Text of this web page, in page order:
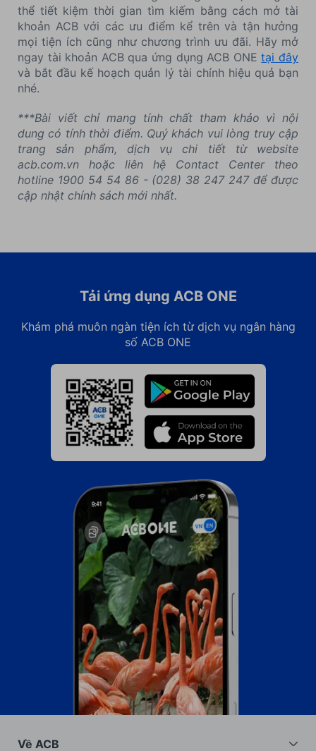
thể tiết kiệm thời gian tìm kiếm bằng cách mở tài
khoản ACB với các ưu điểm kể trên và tận hưởng
mọi tiện ích cũng như chương trình ưu đãi. Hãy mở
ngay tài khoản ACB qua ứng dụng ACB ONEtại đây
và bắt đầu kế hoạch quản lý tài chính hiệu quả bạn
nhé.
***Bài viết chỉ mang tính chất tham khảo vì nội
dung có tính thời điểm. Quý khách vui lòng truy cập
trang sản phẩm, dịch vụ chi tiết từ website
acb.com.vn hoặc liên hệ Contact Center theo
hotline 1900 54 54 86 - (028) 38 247 247 để được
cập nhật chính sách mới nhất.
Tải ứng dụng ACB ONE
Khám phá muôn ngàn tiện ích từ dịch vụ ngân hàng
số ACB ONE
Về ACB